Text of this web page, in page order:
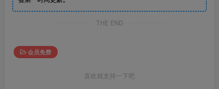
THE END
会员免费
喜欢就支持一下吧